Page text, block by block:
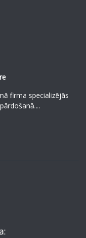
firma specializējās
...